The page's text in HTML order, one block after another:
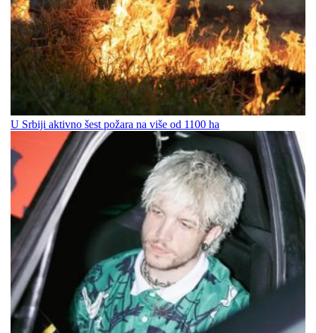
U Srbiji aktivno šest požara na više od 1100 ha